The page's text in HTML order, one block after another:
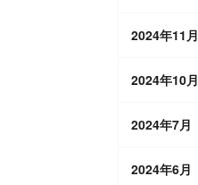
2024年11月
2024年10月
2024年7月
2024年6月